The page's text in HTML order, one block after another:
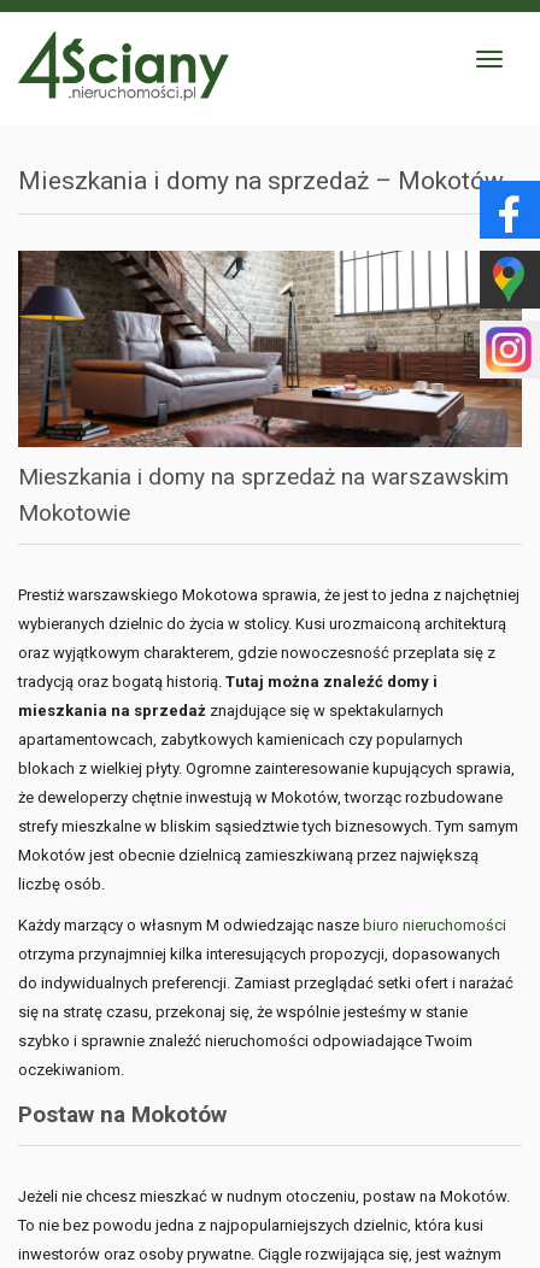
Toggle
Mieszkania i domy na sprzedaż – Mokotów
Mieszkania i domy na sprzedaż na warszawskim
Mokotowie
Prestiż warszawskiego Mokotowa sprawia, że jest to jedna z najchętniej
wybieranych dzielnic do życia w stolicy. Kusi urozmaiconą architekturą
oraz wyjątkowym charakterem, gdzie nowoczesność przeplata się z
tradycją oraz bogatą historią. Tutaj można znaleźć domy i
mieszkania na sprzedaż znajdujące się w spektakularnych
apartamentowcach, zabytkowych kamienicach czy popularnych
blokach z wielkiej płyty. Ogromne zainteresowanie kupujących sprawia,
że deweloperzy chętnie inwestują w Mokotów, tworząc rozbudowane
strefy mieszkalne w bliskim sąsiedztwie tych biznesowych. Tym samym
Mokotów jest obecnie dzielnicą zamieszkiwaną przez największą
liczbę osób.
Każdy marzący o własnym M odwiedzając nasze biuro nieruchomości
otrzyma przynajmniej kilka interesujących propozycji, dopasowanych
do indywidualnych preferencji. Zamiast przeglądać setki ofert i narażać
się na stratę czasu, przekonaj się, że wspólnie jesteśmy w stanie
szybko i sprawnie znaleźć nieruchomości odpowiadające Twoim
oczekiwaniom.
Postaw na Mokotów
Jeżeli nie chcesz mieszkać w nudnym otoczeniu, postaw na Mokotów.
To nie bez powodu jedna z najpopularniejszych dzielnic, która kusi
inwestorów oraz osoby prywatne. Ciągle rozwijająca się, jest ważnym